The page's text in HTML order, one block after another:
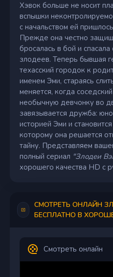
Хэвок больше не носит
вспышки
с начальством ей
Прежде она честно
бросалась в бой и
злодеев. Теперь бывшая
техасский городок к
именем Эми, стараясь
меняется, когда
необычную девчонку во
завязывается дружба:
историей Эми и
которому она решается
тайну. Представляем
полный сериал "Злодеи
хорошего качества HD с
СМОТРЕТЬ ОНЛАЙН
БЕСПЛАТНО В
Смотреть онлайн